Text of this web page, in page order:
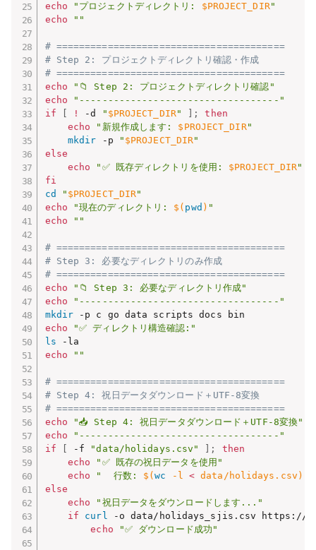
echo
"プロジェクトディレクトリ: $PROJECT_DIR"
echo
""
# ========================================
# Step 2: プロジェクトディレクトリ確認・作成
# ========================================
echo
"📁 Step 2: プロジェクトディレクトリ確認"
echo
"-----------------------------------"
if
! -d " $PROJECT_DIR" ;
then
echo
"新規作成します: $PROJECT_DIR"
mkdir -p " $PROJECT_DIR"
else
echo
"✅ 既存ディレクトリを使用: $PROJECT_DIR"
fi
cd
" $PROJECT_DIR"
echo
"現在のディレクトリ: $( pwd ) "
echo
""
# ========================================
# Step 3: 必要なディレクトリのみ作成
# ========================================
echo
"📁 Step 3: 必要なディレクトリ作成"
echo
"-----------------------------------"
mkdir
echo
"✅ ディレクトリ構造確認:"
ls
echo
""
# ========================================
# Step 4: 祝日データダウンロード＋UTF-8変換
# ========================================
echo
"📥 Step 4: 祝日データダウンロード＋UTF-8変換"
echo
"-----------------------------------"
if
-f "data/holidays.csv" ;
then
echo
"✅ 既存の祝日データを使用"
echo
"  行数: $(wc -l < data/holidays.csv )
else
echo
"祝日データをダウンロードします..."
if
curl -o data/holidays_sjis.csv https://
echo
"✅ ダウンロード成功"